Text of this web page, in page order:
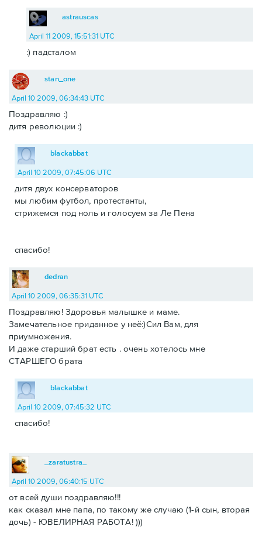
astrauscas
April 11 2009, 15:51:31 UTC
:) падсталом
stan_one
April 10 2009, 06:34:43 UTC
Поздравляю :)
дитя революции :)
blackabbat
April 10 2009, 07:45:06 UTC
дитя двух консерваторов
мы любим футбол, протестанты,
стрижемся под ноль и голосуем за Ле Пена
спасибо!
dedran
April 10 2009, 06:35:31 UTC
Поздравляю! Здоровья малышке и маме.
Замечательное приданное у неё:)Сил Вам, для
приумножения.
И даже старший брат есть . очень хотелось мне
СТАРШЕГО брата
blackabbat
April 10 2009, 07:45:32 UTC
спасибо!
_zaratustra_
April 10 2009, 06:40:15 UTC
от всей души поздравляю!!!
как сказал мне папа, по такому же случаю (1-й сын, вторая
дочь) - ЮВЕЛИРНАЯ РАБОТА! )))